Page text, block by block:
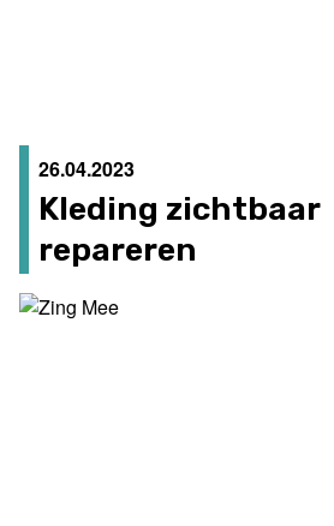
26.04.2023
Kleding zichtbaar
repareren